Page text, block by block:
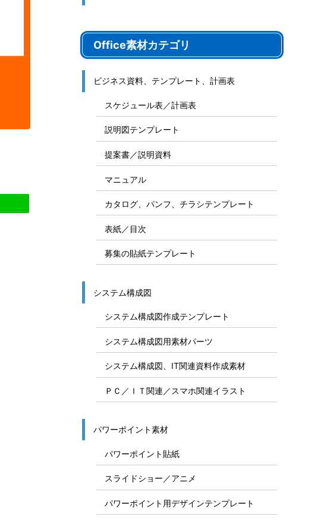
Office素材カテゴリ
ビジネス資料、テンプレート、計画表
スケジュール表／計画表
説明図テンプレート
提案書／説明資料
マニュアル
カタログ、パンフ、チラシテンプレート
表紙／目次
募集の貼紙テンプレート
システム構成図
システム構成図作成テンプレート
システム構成図用素材パーツ
システム構成図、IT関連資料作成素材
ＰＣ／ＩＴ関連／スマホ関連イラスト
パワーポイント素材
パワーポイント貼紙
スライドショー／アニメ
パワーポイント用デザインテンプレート